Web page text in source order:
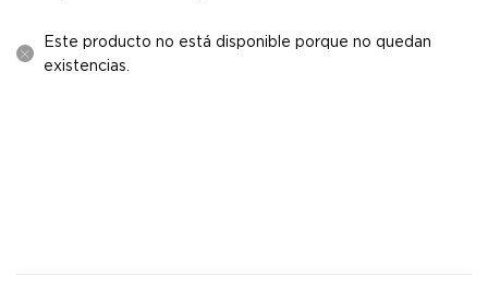
Este producto no está disponible porque no quedan
existencias.